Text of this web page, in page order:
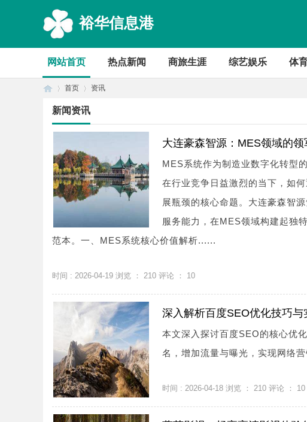
裕华信息港
网站首页 热点新闻 商旅生涯 综艺娱乐 体
首页 资讯
新闻资讯
大连豪森智源：MES领域的领
MES系统作为制造业数字化转型
在行业竞争日益激烈的当下，如
展瓶颈的核心命题。大连豪森智
服务能力，在MES领域构建起独
范本。一、MES系统核心价值解析......
时间 : 2026-04-19 浏览 ： 210 评论 ： 10
深入解析百度SEO优化技巧与
本文深入探讨百度SEO的核心优
名，增加流量与曝光，实现网络
时间 : 2026-04-18 浏览 ： 210 评论 ： 10